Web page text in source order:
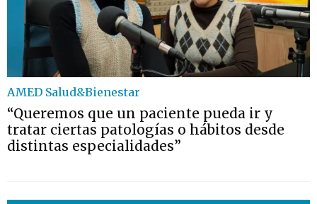
AMED Salud&Bienestar
“Queremos que un paciente pueda ir y
tratar ciertas patologías o hábitos desde
distintas especialidades”